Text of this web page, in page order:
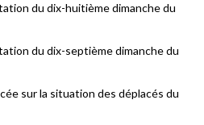
du dix-huitième dimanche du
du dix-septième dimanche du
sur la situation des déplacés du